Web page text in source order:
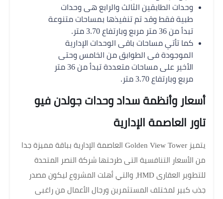
وحدات الطابقين الثالث والرابع هى وحدات
طبية فقط وقد تم تنفيذها بمساحات متنوعة
تبدأ من 36 متر مربع وبارتفاع 3.70 متر.
كما تأتي مساحات باقى الوحدات الإدارية
الموجودة فى الطوابق من الخامس وحتى
الأخير على مساحات متعددة تبدأ من 36 متر
مربع وبارتفاع 3.70 متر.
أسعار وأنظمة سداد وحدات جولدن فيو
تاور العاصمة الإدارية
يتميز Golden View Tower العاصمة الإدارية بباقة مميزة جدا
من الأسعار التنافسية التى طرحتها شركة النصر المتحدة
للتطوير العقارى HMD، والتي أهلت المشروع ليكون مصدر
جذب كبير لمختلف المستثمرين ورجال الأعمال من راغبى